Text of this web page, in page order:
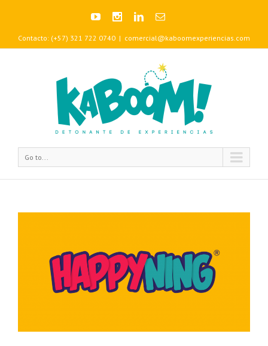
Contacto: (+57) 321 722 0740 | comercial@kaboomexperiencias.com
Go to...